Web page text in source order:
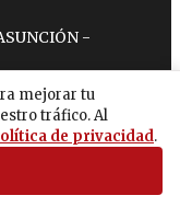
mejorar tu
tráfico. Al
de privacidad.
-
youtubespotify